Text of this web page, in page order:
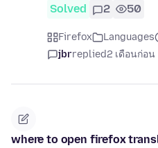
Solved 2 50
Firefox Languages
jbrreplied2 เดือนก่อน
where to open firefox